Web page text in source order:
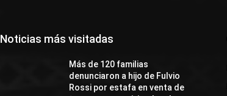
Noticias más visitadas
Más de 120 familias
denunciaron a hijo de Fulvio
Rossi por estafa en venta de